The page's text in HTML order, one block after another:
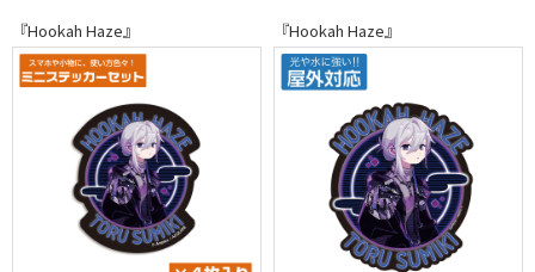
『Hookah Haze』 『Hookah Haze』